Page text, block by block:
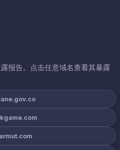
报告。点击任意域名查看其暴露
armut.com